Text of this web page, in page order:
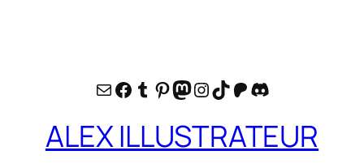
E-mailFacebook
Tumblr
Pinterest
Mastodon
Instagram
TikTok
Patreon
Discord
ALEX ILLUSTRATEUR